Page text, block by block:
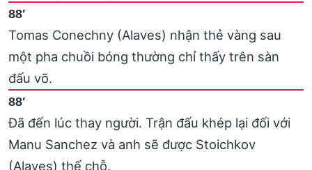
88′
Tomas Conechny (Alaves) nhận thẻ vàng sau
một pha chuồi bóng thường chỉ thấy trên sàn
đấu võ.
88′
Đã đến lúc thay người. Trận đấu khép lại đối với
Manu Sanchez và anh sẽ được Stoichkov
(Alaves) thế chỗ.